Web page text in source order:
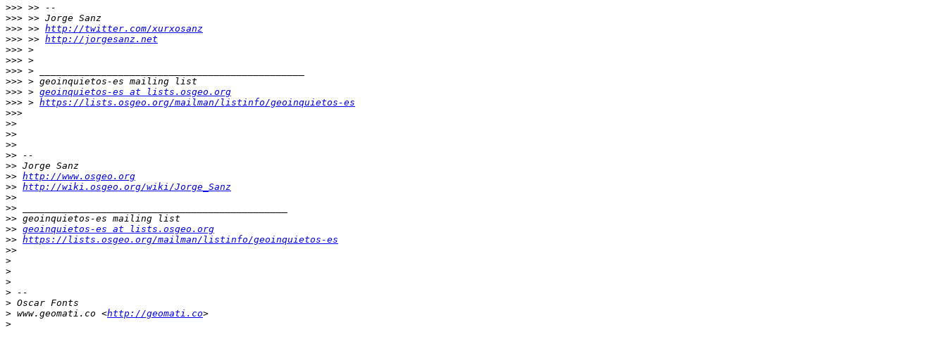
>>>
>>>
>>> >> http://twitter.com/xurxosanz
>>> >> http://jorgesanz.net
>>>
>>>
>>>
>>>
>>> > geoinquietos-es at lists.osgeo.org
>>> > https://lists.osgeo.org/mailman/listinfo/geoinquietos-es
>>>
>>
>>
>>
>>
>>
>> http://www.osgeo.org
>> http://wiki.osgeo.org/wiki/Jorge_Sanz
>>
>>
>>
>> geoinquietos-es at lists.osgeo.org
>> https://lists.osgeo.org/mailman/listinfo/geoinquietos-es
>>
>
>
>
>
>
> www.geomati.co <http://geomati.co
>